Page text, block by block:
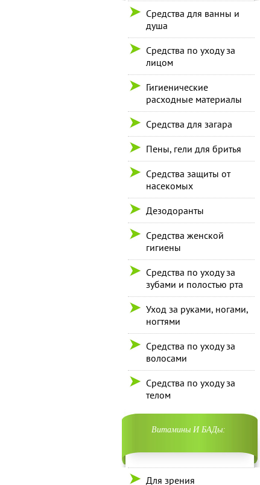
Средства для ванны и
душа
Средства по уходу за
лицом
Гигиенические
расходные материалы
Средства для загара
Пены, гели для бритья
Средства защиты от
насекомых
Дезодоранты
Средства женской
гигиены
Средства по уходу за
зубами и полостью рта
Уход за руками, ногами,
ногтями
Средства по уходу за
волосами
Средства по уходу за
телом
Витамины И БАДы:
Для зрения